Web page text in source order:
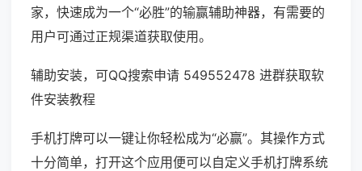
家，快速成为一个“必胜”的输赢辅助神器，有需要的
用户可通过正规渠道获取使用。
辅助安装，可QQ搜索申请 549552478 进群获取软
件安装教程
手机打牌可以一键让你轻松成为“必赢”。其操作方式
十分简单，打开这个应用便可以自定义手机打牌系统